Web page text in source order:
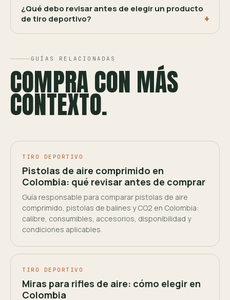
¿Qué debo revisar antes de elegir un producto
de tiro deportivo?
GUÍAS RELACIONADAS
COMPRA CON MÁS
CONTEXTO.
TIRO DEPORTIVO
Pistolas de aire comprimido en
Colombia: qué revisar antes de comprar
Guía responsable para comparar pistolas de aire
comprimido, pistolas de balines y CO2 en Colombia:
calibre, consumibles, accesorios, disponibilidad y
condiciones aplicables.
TIRO DEPORTIVO
Miras para rifles de aire: cómo elegir en
Colombia